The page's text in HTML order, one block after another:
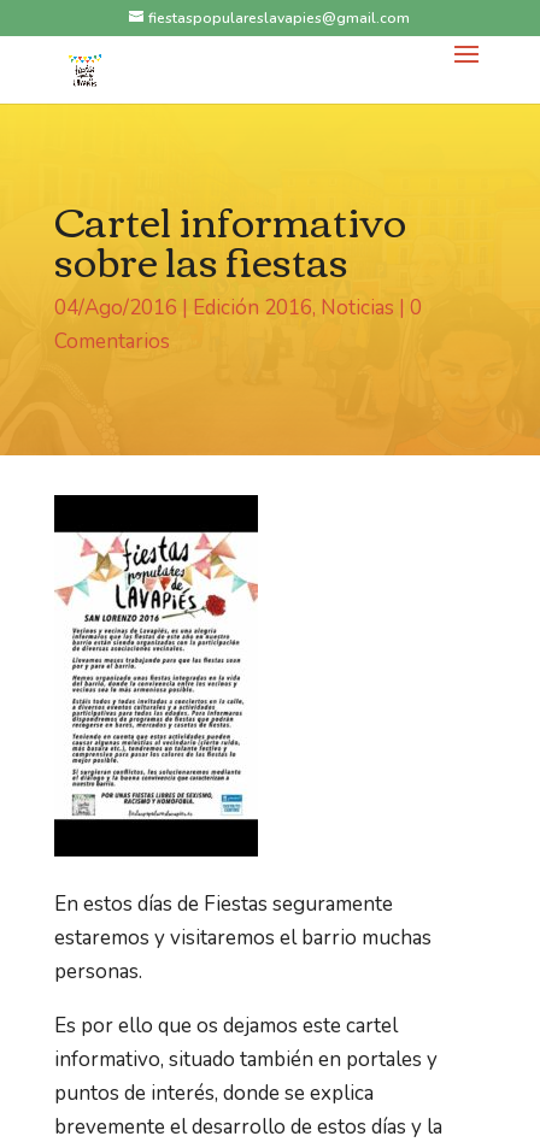
fiestaspopulareslavapies@gmail.com
Cartel informativo
sobre las fiestas
04/Ago/2016 | Edición 2016, Noticias | 0
Comentarios
En estos días de Fiestas seguramente
estaremos y visitaremos el barrio muchas
personas.
Es por ello que os dejamos este cartel
informativo, situado también en portales y
puntos de interés, donde se explica
brevemente el desarrollo de estos días y la